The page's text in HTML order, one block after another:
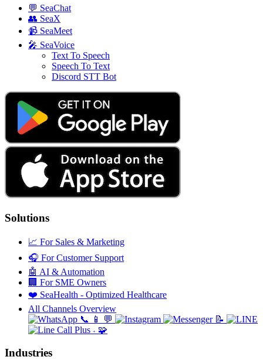
💬 SeaChat
👥 SeaX
📹 SeaMeet
🎤 SeaVoice
Text To Speech
Speech To Text
Discord STT Bot
Solutions
📈 For Sales & Marketing
🎧 For Customer Support
🤖 AI & Automation
🏢 For SME Owners
❤️ SeaHealth - Optimized Healthcare
All Channels Overview
📞
📱 💬 📝
+ 🧩
Industries